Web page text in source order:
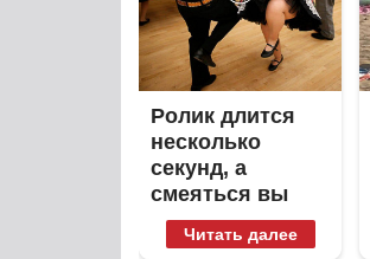
Ролик длится
несколько
секунд, а
смеяться вы
будете долго
Читать далее